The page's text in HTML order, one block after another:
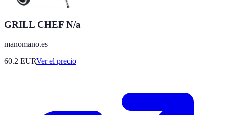
GRILL CHEF N/a
manomano.es
60.2 EURVer el precio